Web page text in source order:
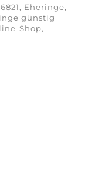
Eheringe,
günstig
Shop,